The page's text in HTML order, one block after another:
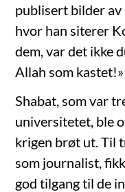
publisert bilder
hvor han siterer
dem, var det ikke
Allah som kastet!»
Shabat, som var
universitetet, ble
krigen brøt ut. Til
som journalist,
god tilgang til de